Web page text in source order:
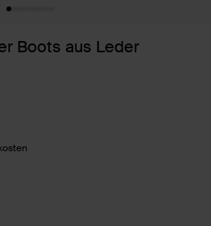
Boots aus Leder